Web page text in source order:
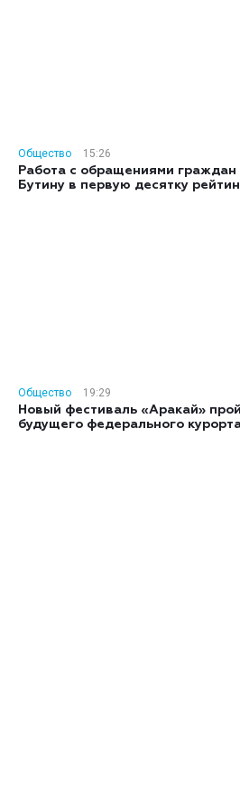
Общество
15:26
Работа с обращениями
Бутину в первую десятку
Общество
19:29
Новый фестиваль «Аракай»
будущего федерального